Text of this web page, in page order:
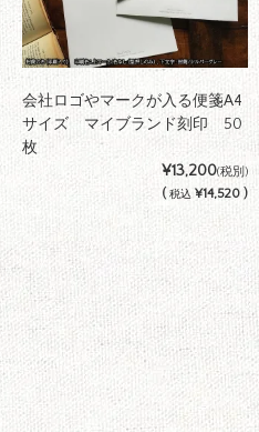
会社ロゴやマークが入る便箋A4
サイズ マイブランド刻印 50
枚
¥13,200(税別)
( 税込 ¥14,520 )